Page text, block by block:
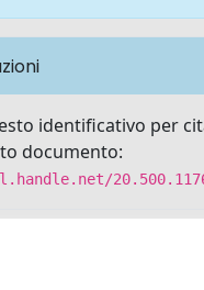
identificativo per
documento: